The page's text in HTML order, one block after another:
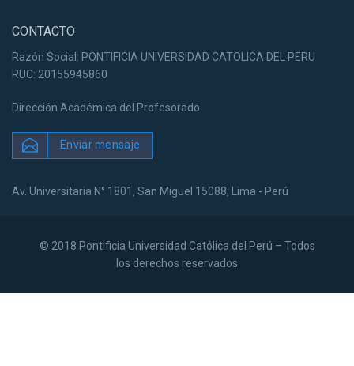
CONTACTO
Razón Social: PONTIFICIA UNIVERSIDAD CATOLICA DEL PERU
RUC: 20155945860
Dirección Académica del Profesorado
Enviar mensaje
Av. Universitaria N° 1801, San Miguel 15088, Lima - Perú
© 2018 Pontificia Universidad Católica del Perú – Todos
los derechos reservados